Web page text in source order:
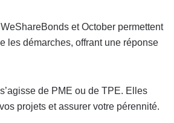
et October permettent
les démarches, offrant une réponse
s’agisse de PME ou de TPE. Elles
projets et assurer votre pérennité.